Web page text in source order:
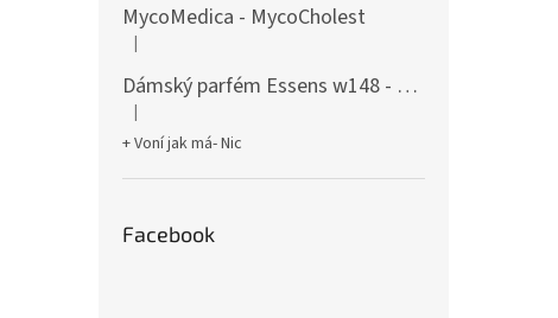
MycoMedica - MycoCholest
Hodnocení produktu je 5 z 5 hvězdiček.
|
Dámský parfém Essens w148 - 50ml
Hodnocení produktu je 5 z 5 hvězdiček.
|
+ Voní jak má- Nic
Facebook